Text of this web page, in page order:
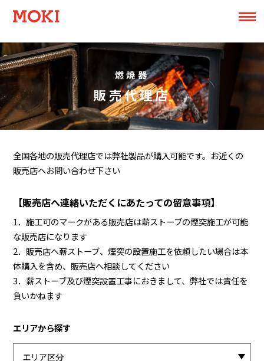
燃焼器
販売代理店
全国各地の販売代理店では弊社製品が購入可能です。お近くの
販売店へお問い合わせ下さい
【販売店へ連絡いただくにあたっての留意事項】
1．施工可のマークがある販売店は薪ストーブの煙突施工が可能
な販売店になります
2．販売店へ薪ストーブ、煙突の設置施工を依頼したい場合は本
体購入を含め、販売店へ相談してください
3．薪ストーブ及び煙突設置工事におきまして、弊社では責任を
負いかねます
エリアから探す